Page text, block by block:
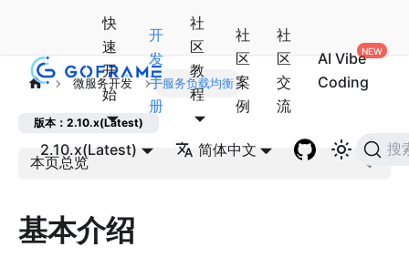
快
速
开
始
开
发
手
册
社
区
教
程
社
区
案
例
社
区
交
流
AI Vibe
Coding
2.10.x(Latest) 简体中文 搜
微服务开发 服务负载均衡
版本：2.10.x(Latest)
本页总览
基本介绍